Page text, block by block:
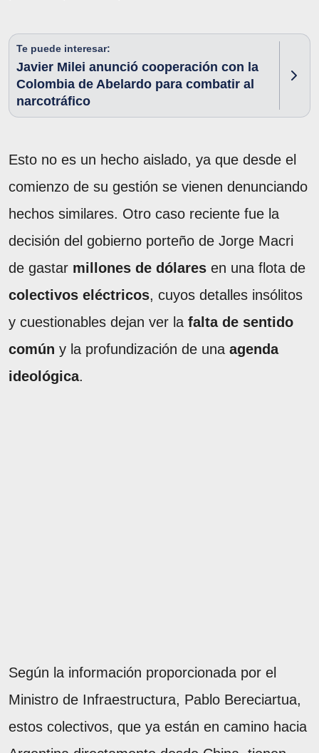
Te puede interesar:
Javier Milei anunció cooperación con la
Colombia de Abelardo para combatir al
narcotráfico
Esto no es un hecho aislado, ya que desde el
comienzo de su gestión se vienen denunciando
hechos similares. Otro caso reciente fue la
decisión del gobierno porteño de Jorge Macri
de gastar millones de dólares en una flota de
colectivos eléctricos, cuyos detalles insólitos
y cuestionables dejan ver la falta de sentido
común y la profundización de una agenda
ideológica.
Según la información proporcionada por el
Ministro de Infraestructura, Pablo Bereciartua,
estos colectivos, que ya están en camino hacia